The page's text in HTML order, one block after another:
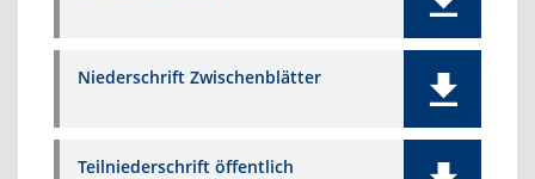
Niederschrift Zwischenblätter
Teilniederschrift öffentlich